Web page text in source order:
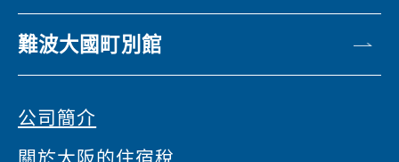
難波大國町別館
公司簡介